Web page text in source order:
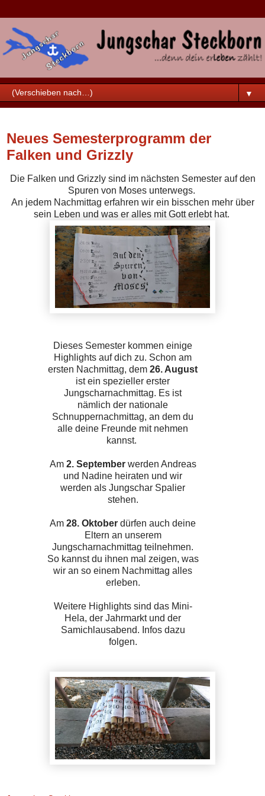
▼
Neues Semesterprogramm der
Falken und Grizzly
Die Falken und Grizzly sind im nächsten Semester auf den
Spuren von Moses unterwegs.
An jedem Nachmittag erfahren wir ein bisschen mehr über
sein Leben und was er alles mit Gott erlebt hat.
Dieses Semester kommen einige
Highlights auf dich zu. Schon am
ersten Nachmittag, dem26. August
ist ein spezieller erster
Jungscharnachmittag. Es ist
nämlich der nationale
Schnuppernachmittag, an dem du
alle deine Freunde mit nehmen
kannst.
Am 2. Septemberwerden Andreas
und Nadine heiraten und wir
werden als Jungschar Spalier
stehen.
Am28. Oktober dürfen auch deine
Eltern an unserem
Jungscharnachmittag teilnehmen.
So kannst du ihnen mal zeigen, was
wir an so einem Nachmittag alles
erleben.
Weitere Highlights sind das Mini-
Hela, der Jahrmarkt und der
Samichlausabend. Infos dazu
folgen.